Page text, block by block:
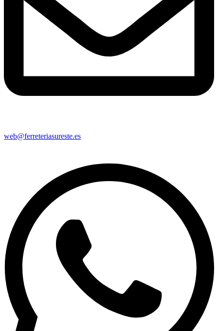
web@ferreteriasureste.es